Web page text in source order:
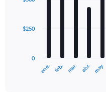
12
The
ene. feb. mar. abr. may.
0
$250